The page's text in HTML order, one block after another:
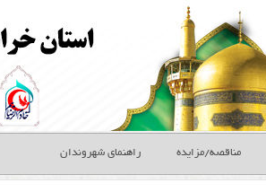
مناقصه/مزایده راهنمای شهروندان